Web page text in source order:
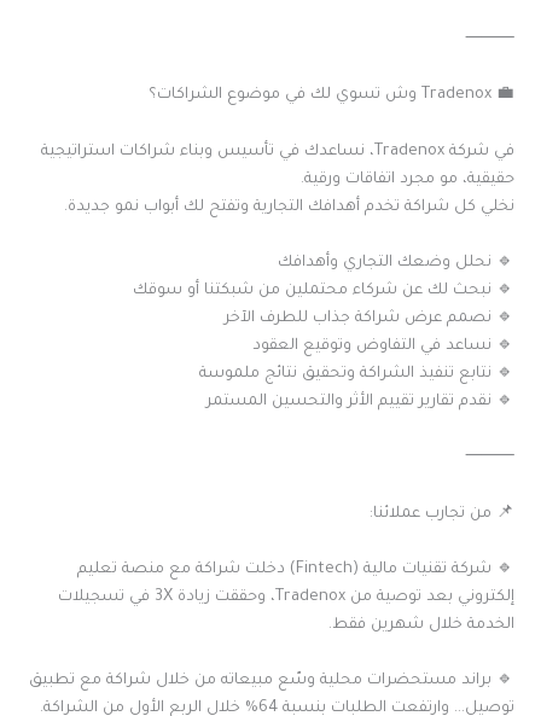
⸻
💼 Tradenox وش تسوي لك في موضوع الشراكات؟
في شركة Tradenox، نساعدك في تأسيس وبناء شراكات استراتيجية
حقيقية، مو مجرد اتفاقات ورقية.
نخلي كل شراكة تخدم أهدافك التجارية وتفتح لك أبواب نمو جديدة.
🔹 نحلل وضعك التجاري وأهدافك
🔹 نبحث لك عن شركاء محتملين من شبكتنا أو سوقك
🔹 نصمم عرض شراكة جذاب للطرف الآخر
🔹 نساعد في التفاوض وتوقيع العقود
🔹 نتابع تنفيذ الشراكة وتحقيق نتائج ملموسة
🔹 نقدم تقارير تقييم الأثر والتحسين المستمر
⸻
📌 من تجارب عملائنا:
🔹 شركة تقنيات مالية (Fintech) دخلت شراكة مع منصة تعليم
إلكتروني بعد توصية من Tradenox، وحققت زيادة 3X في تسجيلات
الخدمة خلال شهرين فقط.
🔹 براند مستحضرات محلية وسّع مبيعاته من خلال شراكة مع تطبيق
توصيل… وارتفعت الطلبات بنسبة 64% خلال الربع الأول من الشراكة.